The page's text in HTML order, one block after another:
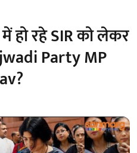
हो रहे SIR को लेकर
Party MP